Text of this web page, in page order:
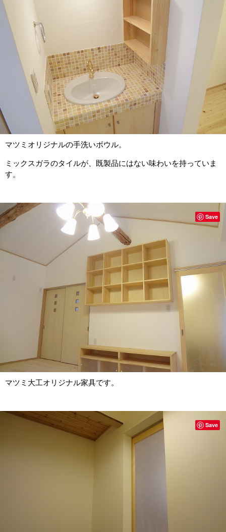
マツミオリジナルの手洗いボウル。
ミックスガラのタイルが、既製品にはない味わいを持っていま
す。
マツミ大工オリジナル家具です。
Save
Save